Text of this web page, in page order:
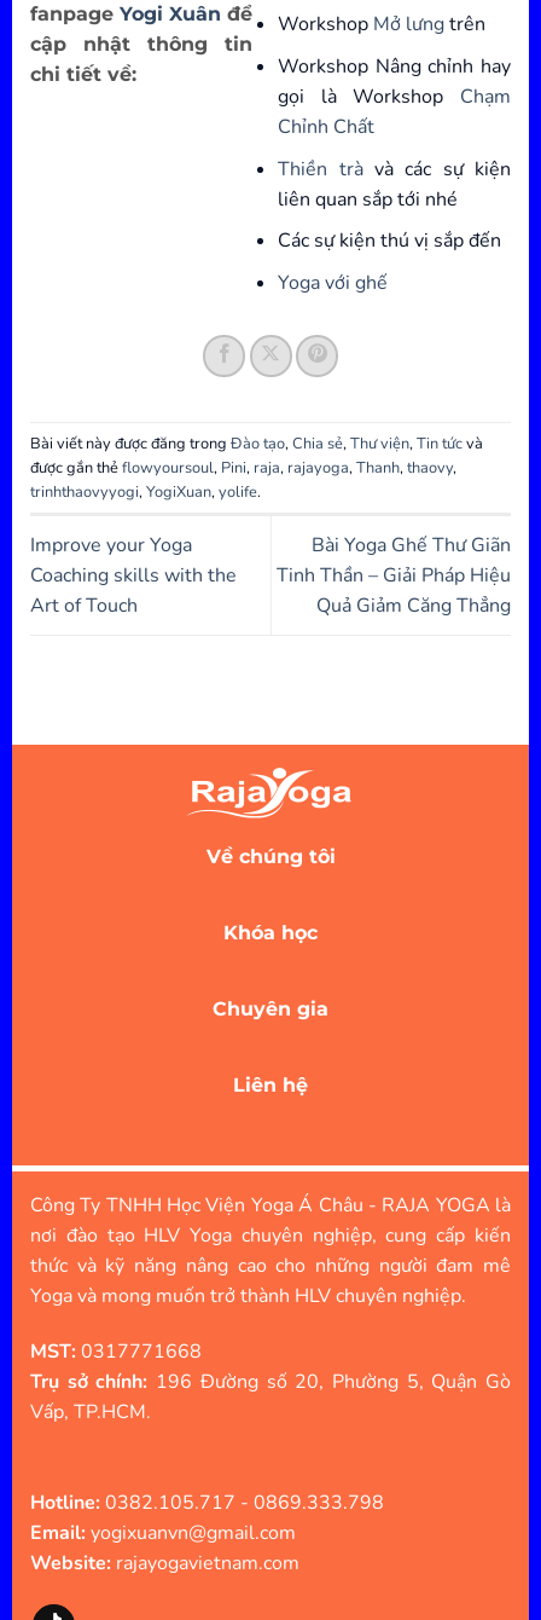
fanpageYogi Xuânđể
cập nhật thông tin
chi tiết về:
Workshop Mở lưngtrên
Workshop Nâng chỉnh hay
gọi là Workshop Chạm
Chỉnh Chất
Thiền tràvà các sự kiện
liên quan sắp tới nhé
Các sự kiện thú vị sắp đến
Yoga với ghế
Bài viết này được đăng trong Đào tạo,Chia sẻ,Thư viện,Tin tứcvà
được gắn thẻflowyoursoul, Pini, raja, rajayoga,Thanh,thaovy,
trinhthaovyyogi,YogiXuan,yolife.
Improve your Yoga
Coaching skills with the
Art of Touch
Bài Yoga Ghế Thư Giãn
Tinh Thần – Giải Pháp Hiệu
Quả Giảm Căng Thẳng
Về chúng tôi
Khóa học
Chuyên gia
Liên hệ
Công Ty TNHH Học Viện Yoga Á Châu - RAJA YOGA là
nơi đào tạo HLV Yoga chuyên nghiệp, cung cấp kiến
thức và kỹ năng nâng cao cho những người đam mê
Yoga và mong muốn trở thành HLV chuyên nghiệp.
MST:0317771668
Trụ sở chính: 196 Đường số 20, Phường 5, Quận Gò
Vấp, TP.HCM.
Hotline:0382.105.717 - 0869.333.798
Email:yogixuanvn@gmail.com
Website: rajayogavietnam.com